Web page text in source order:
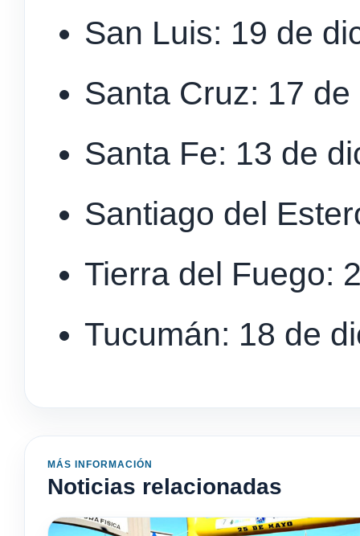
San Luis: 19 de
Santa Cruz: 17
Santa Fe: 13 de
Santiago del
Tierra del Fuego:
Tucumán: 18 de
MÁS INFORMACIÓN
Noticias relacionadas